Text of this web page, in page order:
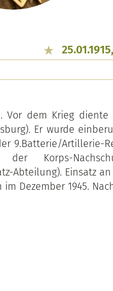
Vor dem Krieg
Er wurde
9.Batterie/Artillerie-
Korps-
Abteilung). Einsatz
Dezember 1945.